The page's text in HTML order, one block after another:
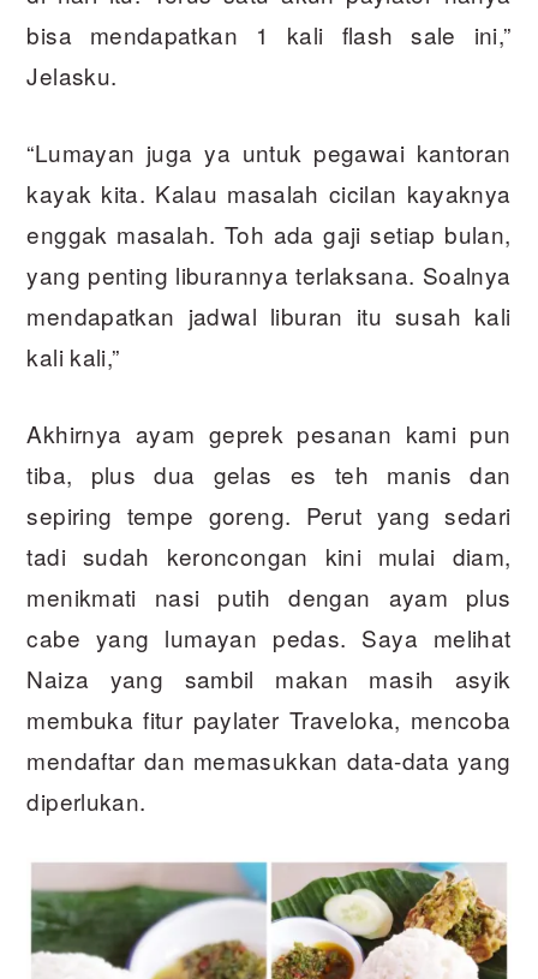
bisa mendapatkan 1 kali flash sale ini,”
Jelasku.
“Lumayan juga ya untuk pegawai kantoran
kayak kita. Kalau masalah cicilan kayaknya
enggak masalah. Toh ada gaji setiap bulan,
yang penting liburannya terlaksana. Soalnya
mendapatkan jadwal liburan itu susah kali
kali kali,”
Akhirnya ayam geprek pesanan kami pun
tiba, plus dua gelas es teh manis dan
sepiring tempe goreng. Perut yang sedari
tadi sudah keroncongan kini mulai diam,
menikmati nasi putih dengan ayam plus
cabe yang lumayan pedas. Saya melihat
Naiza yang sambil makan masih asyik
membuka fitur paylater Traveloka, mencoba
mendaftar dan memasukkan data-data yang
diperlukan.